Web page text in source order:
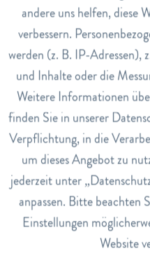
Art.Nr.
6566725
EAN
818046000393
Lagerbestand
Bewertungen 0
Bewertungen lesen,
Marketing
Tracking
Service
andere uns helfen, diese
verbessern.
werden (z. B. IP-Adressen),
und Inhalte oder die
Weitere Informationen
finden Sie in unserer
Verpflichtung, in die
um dieses Angebot zu
jederzeit unter
anpassen. Bitte beachten
Einstellungen
Website